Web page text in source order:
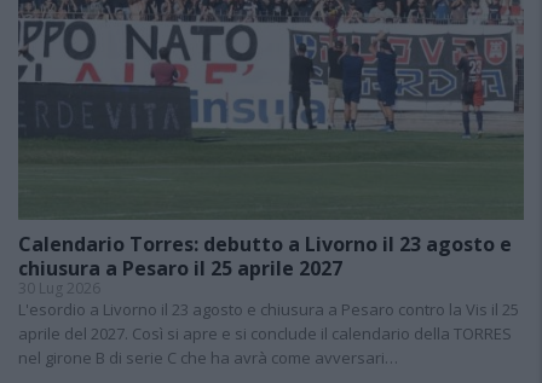
Calendario Torres: debutto a Livorno il 23 agosto e
chiusura a Pesaro il 25 aprile 2027
30 Lug 2026
L'esordio a Livorno il 23 agosto e chiusura a Pesaro contro la Vis il 25
aprile del 2027. Così si apre e si conclude il calendario della TORRES
nel girone B di serie C che ha avrà come avversari…